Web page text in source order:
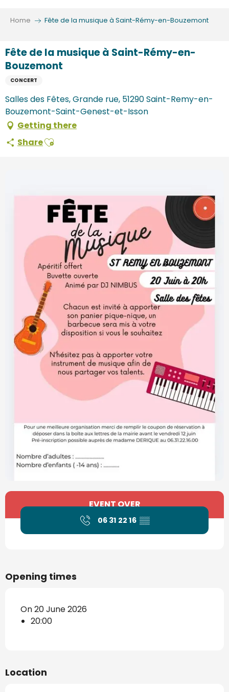
Home Fête de la musique à Saint-Rémy-en-Bouzemont
Fête de la musique à Saint-Rémy-en-
Bouzemont
CONCERT
Salles des Fêtes, Grande rue, 51290 Saint-Remy-en-
Bouzemont-Saint-Genest-et-Isson
Getting there
ShareAjouter aux favoris
Opening hours & contact details
EVENT OVER
06 31 22 16 ▒▒
Opening times
On 20 June 2026
20:00
Location